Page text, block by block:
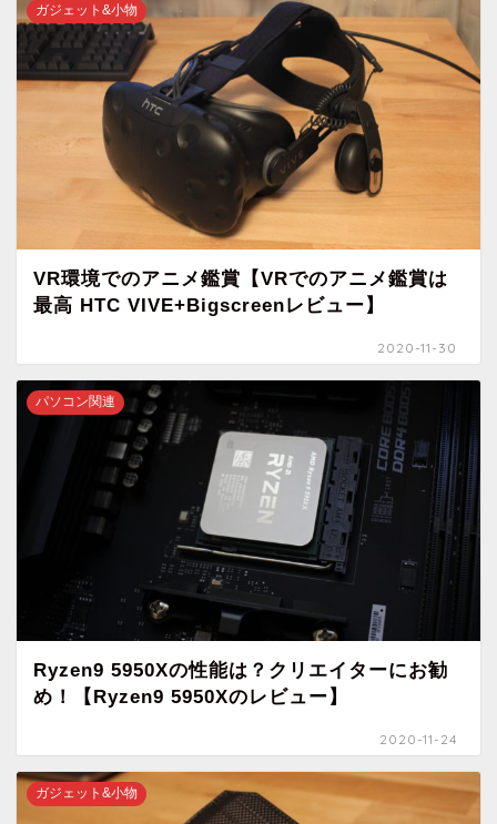
ガジェット&小物
VR環境でのアニメ鑑賞【VRでのアニメ鑑賞は
最高 HTC VIVE+Bigscreenレビュー】
2020-11-30
パソコン関連
Ryzen9 5950Xの性能は？クリエイターにお勧
め！【Ryzen9 5950Xのレビュー】
2020-11-24
ガジェット&小物